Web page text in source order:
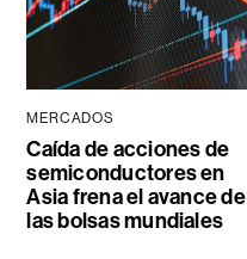
MERCADOS
Caída de acciones de
semiconductores en
Asia frena el avance de
las bolsas mundiales